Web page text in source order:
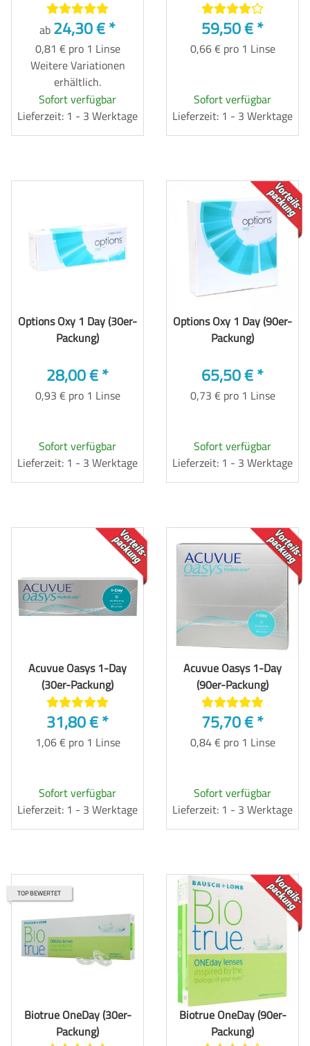
ab 24,30 €*
0,81 € pro 1 Linse
Weitere Variationen
erhältlich.
Sofort verfügbar
Lieferzeit: 1 - 3 Werktage
59,50 €*
0,66 € pro 1 Linse
Sofort verfügbar
Lieferzeit: 1 - 3 Werktage
Options Oxy 1 Day (30er-
Packung)
28,00 €*
0,93 € pro 1 Linse
Sofort verfügbar
Lieferzeit: 1 - 3 Werktage
TOP
Options Oxy 1 Day (90er-
Packung)
65,50 €*
0,73 € pro 1 Linse
Sofort verfügbar
Lieferzeit: 1 - 3 Werktage
TOP
Acuvue Oasys 1-Day
(30er-Packung)
31,80 €*
1,06 € pro 1 Linse
Sofort verfügbar
Lieferzeit: 1 - 3 Werktage
TOP
Acuvue Oasys 1-Day
(90er-Packung)
75,70 €*
0,84 € pro 1 Linse
Sofort verfügbar
Lieferzeit: 1 - 3 Werktage
TOP BEWERTET
Biotrue OneDay (30er-
Packung)
TOP
Biotrue OneDay (90er-
Packung)